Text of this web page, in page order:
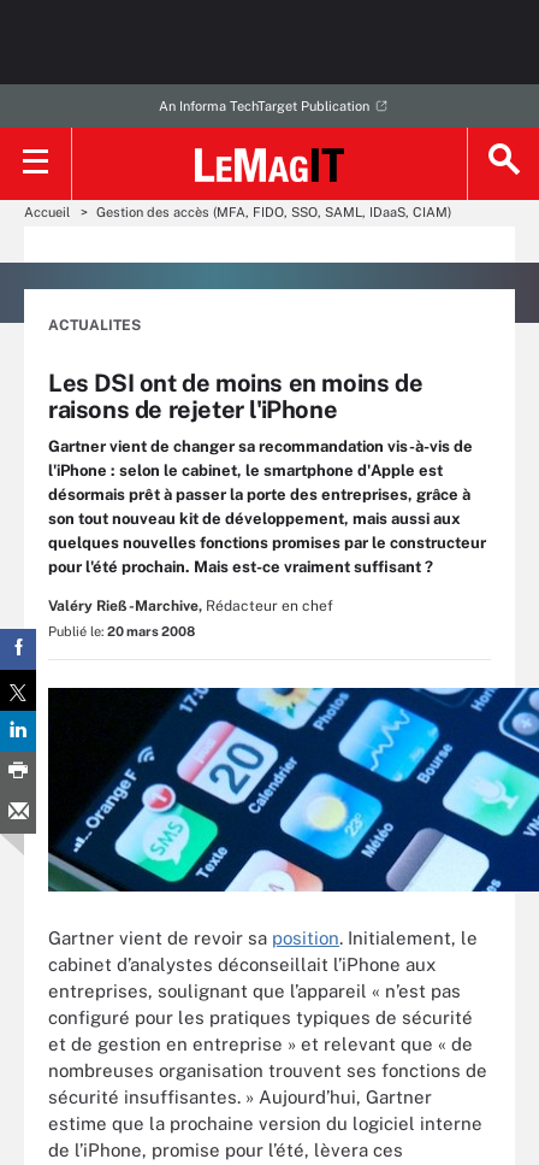
An Informa TechTarget Publication
Accueil Gestion des accès (MFA, FIDO, SSO, SAML, IDaaS, CIAM)
ACTUALITES
Les DSI ont de moins en moins de
raisons de rejeter l'iPhone
Gartner vient de changer sa recommandation vis-à-vis de
l'iPhone : selon le cabinet, le smartphone d'Apple est
désormais prêt à passer la porte des entreprises, grâce à
son tout nouveau kit de développement, mais aussi aux
quelques nouvelles fonctions promises par le constructeur
pour l'été prochain. Mais est-ce vraiment suffisant ?
Valéry Rieß-Marchive, Rédacteur en chef
Publié le: 20 mars 2008
Gartner vient de revoir sa position. Initialement, le
cabinet d’analystes déconseillait l’iPhone aux
entreprises, soulignant que l’appareil « n’est pas
configuré pour les pratiques typiques de sécurité
et de gestion en entreprise » et relevant que « de
nombreuses organisation trouvent ses fonctions de
sécurité insuffisantes. » Aujourd’hui, Gartner
estime que la prochaine version du logiciel interne
de l’iPhone, promise pour l’été, lèvera ces